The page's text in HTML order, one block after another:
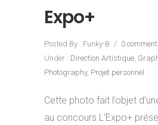
Expo+
Posted By : Funky-B / 0
Under : Direction Artistique,
Photography, Projet personnel
Cette photo fait l’objet
au concours L’Expo+